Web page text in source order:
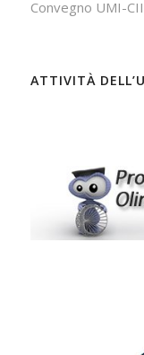
Convegno UMI-
ATTIVITÀ